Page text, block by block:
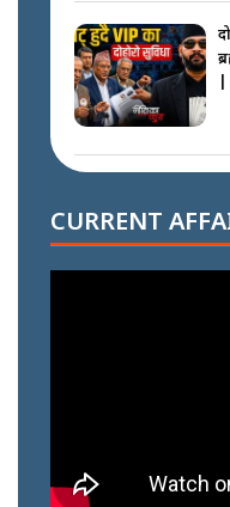
CURRENT